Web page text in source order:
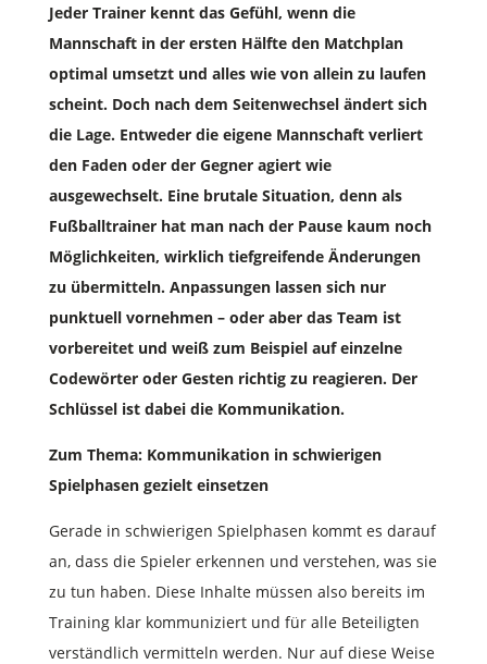
Jeder Trainer kennt das Gefühl, wenn die
Mannschaft in der ersten Hälfte den Matchplan
optimal umsetzt und alles wie von allein zu laufen
scheint. Doch nach dem Seitenwechsel ändert sich
die Lage. Entweder die eigene Mannschaft verliert
den Faden oder der Gegner agiert wie
ausgewechselt. Eine brutale Situation, denn als
Fußballtrainer hat man nach der Pause kaum noch
Möglichkeiten, wirklich tiefgreifende Änderungen
zu übermitteln. Anpassungen lassen sich nur
punktuell vornehmen – oder aber das Team ist
vorbereitet und weiß zum Beispiel auf einzelne
Codewörter oder Gesten richtig zu reagieren. Der
Schlüssel ist dabei die Kommunikation.
Zum Thema: Kommunikation in schwierigen
Spielphasen gezielt einsetzen
Gerade in schwierigen Spielphasen kommt es darauf
an, dass die Spieler erkennen und verstehen, was sie
zu tun haben. Diese Inhalte müssen also bereits im
Training klar kommuniziert und für alle Beteiligten
verständlich vermitteln werden. Nur auf diese Weise